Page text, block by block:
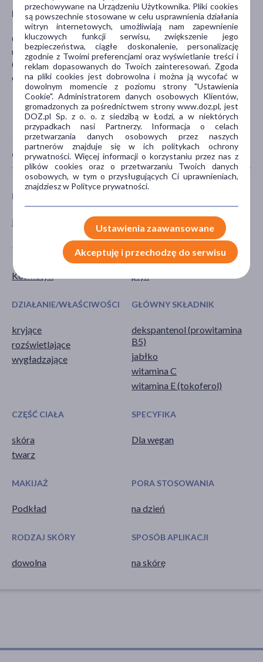
Podmiot odpowiedzialny
COTY EASTERN EUROPE SP. Z O.O
ul. Domaniewska 34
02-672 Warszawa
contact@cotyinc.com
CECHY PRODUKTU
PŁEĆ
Kobieta
TYP PRODUKTU
Kosmetyk
POSTAĆ
DZIAŁANIE/WŁAŚCIWOŚCI
kryjące
rozświetlające
wygładzające
GŁÓWNY SKŁADNIK
dekspantenol (prowitamina
B5)
jabłko
witamina C
witamina E (tokoferol)
CZĘŚĆ CIAŁA
skóra
twarz
SPECYFIKA
Dla wegan
MAKIJAŻ
Podkład
PORA STOSOWANIA
na dzień
RODZAJ SKÓRY
dowolna
SPOSÓB APLIKACJI
na skórę
przechowywane na Urządzeniu Użytkownika. Pliki cookies
są powszechnie stosowane w celu usprawnienia działania
witryn internetowych, umożliwiają nam zapewnienie
kluczowych funkcji serwisu, zwiększenie jego
bezpieczeństwa, ciągłe doskonalenie, personalizację
zgodnie z Twoimi preferencjami oraz wyświetlanie treści i
reklam dopasowanych do Twoich zainteresowań. Zgoda
na pliki cookies jest dobrowolna i można ją wycofać w
dowolnym momencie z poziomu strony "Ustawienia
Cookie". Administratorem danych osobowych Klientów,
gromadzonych za pośrednictwem strony www.doz.pl, jest
DOZ.pl Sp. z o. o. z siedzibą w Łodzi, a w niektórych
przypadkach nasi Partnerzy. Informacja o celach
przetwarzania danych osobowych przez naszych
partnerów znajduje się w ich politykach ochrony
prywatności. Więcej informacji o korzystaniu przez nas z
plików cookies oraz o przetwarzaniu Twoich danych
osobowych, w tym o przysługujących Ci uprawnieniach,
znajdziesz w Polityce prywatności.
Ustawienia zaawansowane
Akceptuję i przechodzę do serwisu